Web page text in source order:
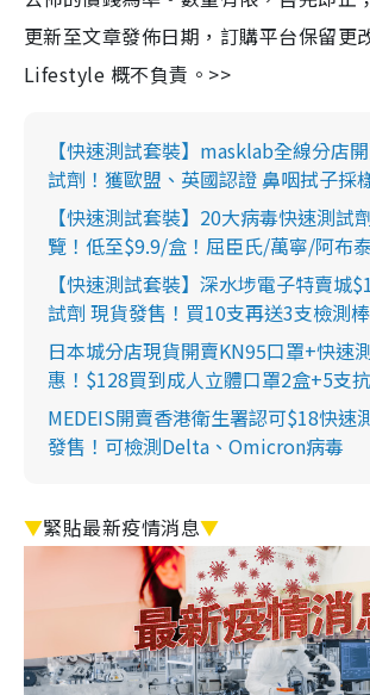
更新至文章發佈日期，訂購平台保留更
Lifestyle 概不負責。>>
【快速測試套裝】masklab全線分店
試劑！獲歐盟、英國認證 鼻咽拭子採
【快速測試套裝】20大病毒快速測試
覽！低至$9.9/盒！屈臣氏/萬寧/阿布
【快速測試套裝】深水埗電子特賣城
試劑 現貨發售！買10支再送3支檢測棒
日本城分店現貨開賣KN95口罩+快速
惠！$128買到成人立體口罩2盒+5支
MEDEIS開賣香港衛生署認可$18快速
發售！可檢測Delta、Omicron病毒
▼緊貼最新疫情消息▼